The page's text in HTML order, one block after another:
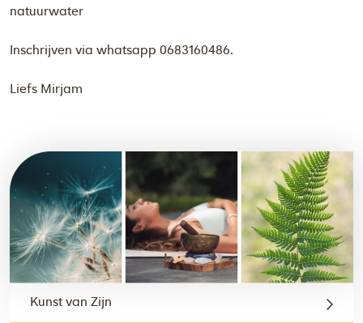
natuurwater
Inschrijven via whatsapp 0683160486.
Liefs Mirjam
Kunst van Zijn